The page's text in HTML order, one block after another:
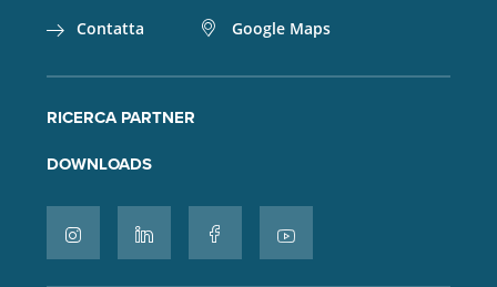
Contatta
Google Maps
RICERCA PARTNER
DOWNLOADS